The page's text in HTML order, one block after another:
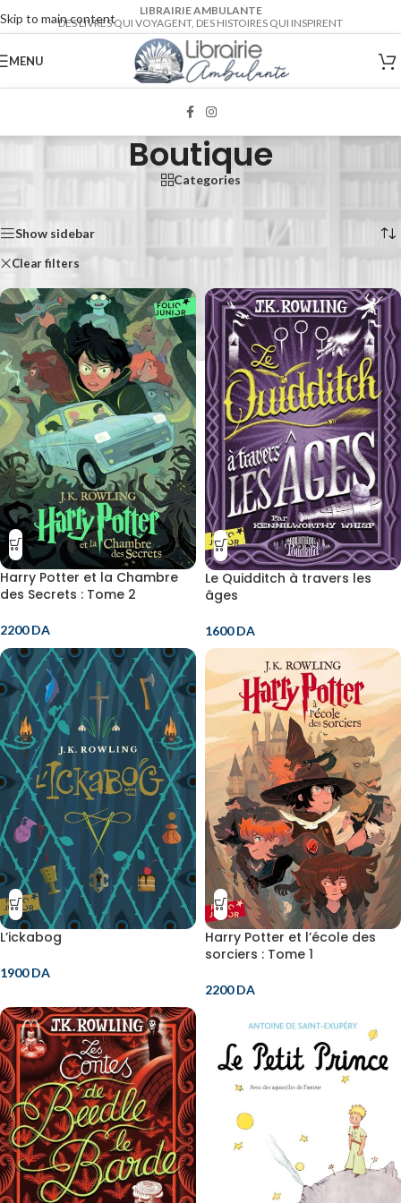
Skip to main content
LIBRAIRIE AMBULANTE
DES LIVRES QUI VOYAGENT, DES HISTOIRES QUI INSPIRENT
MENU
Boutique
Categories
Show sidebar
Clear filters
Harry Potter et la Chambre
des Secrets : Tome 2
2200DA
Le Quidditch à travers les
âges
1600DA
L’ickabog
1900DA
Harry Potter et l’école des
sorciers : Tome 1
2200DA